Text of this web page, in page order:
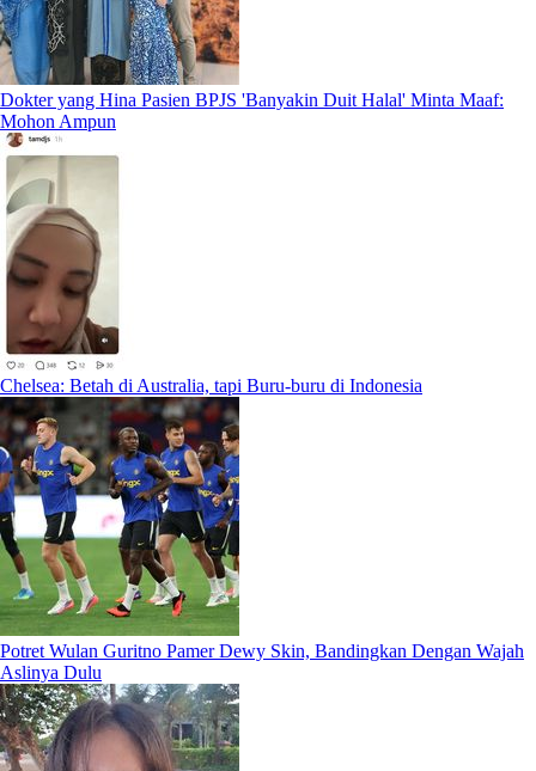
Dokter yang Hina Pasien BPJS 'Banyakin Duit Halal' Minta Maaf:
Mohon Ampun
Chelsea: Betah di Australia, tapi Buru-buru di Indonesia
Potret Wulan Guritno Pamer Dewy Skin, Bandingkan Dengan Wajah
Aslinya Dulu